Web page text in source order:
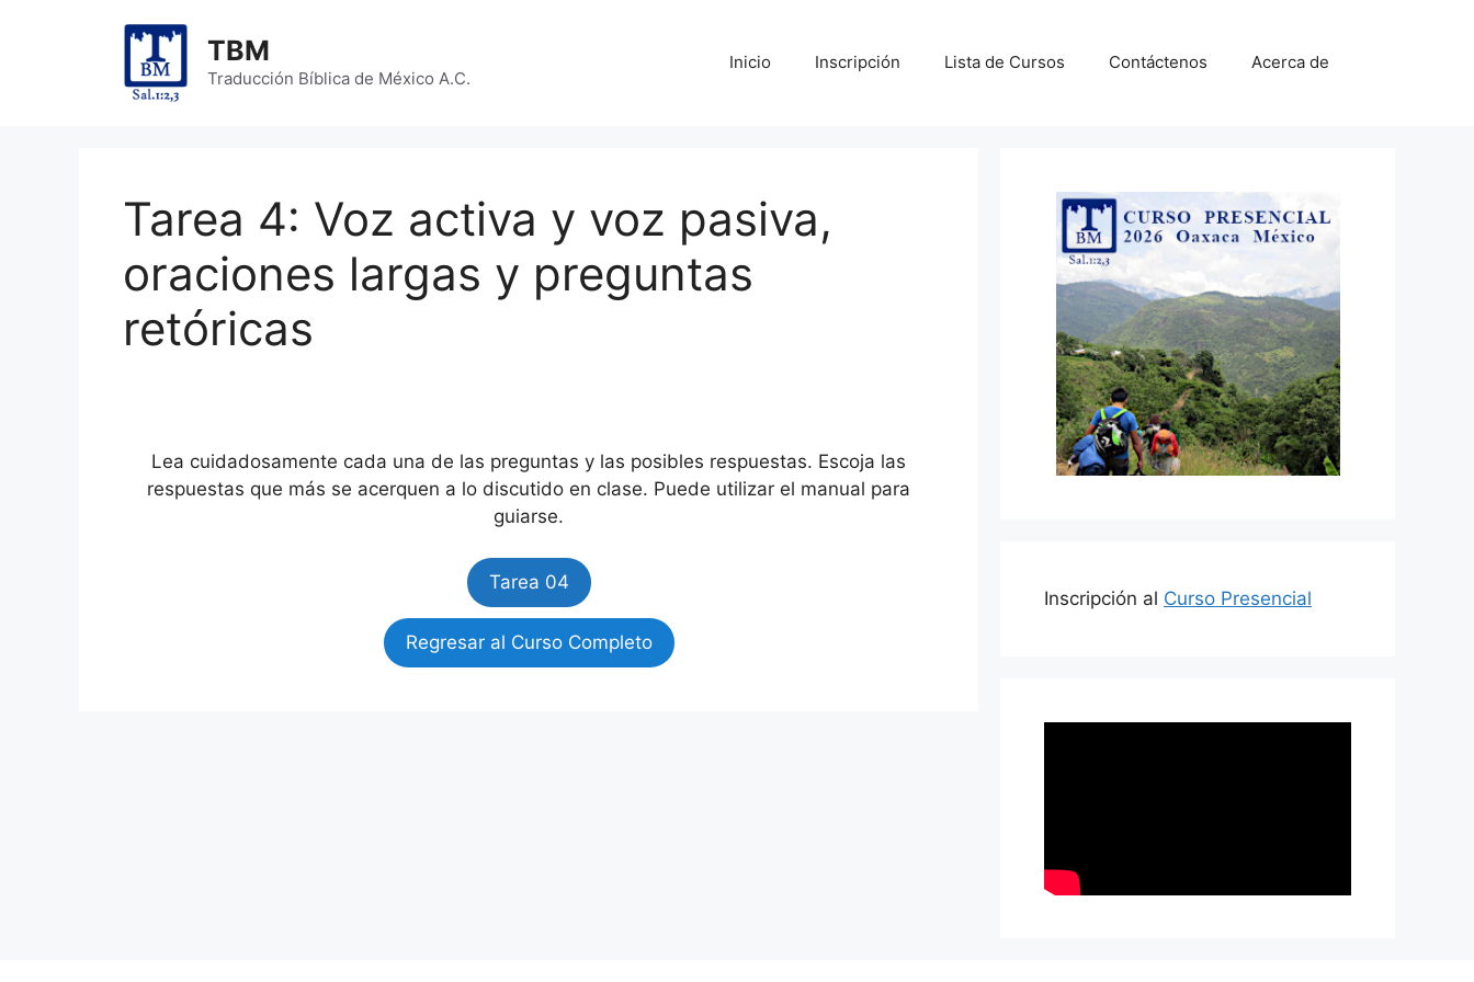
TBM
Traducción Bíblica de México A.C.
Inicio Inscripción Lista de Cursos Contáctenos Acerca de
Tarea 4: Voz activa y voz pasiva,
oraciones largas y preguntas
retóricas
Lea cuidadosamente cada una de las preguntas y las posibles respuestas. Escoja las
respuestas que más se acerquen a lo discutido en clase. Puede utilizar el manual para
guiarse.
Tarea 04
Regresar al Curso Completo
Inscripción al Curso Presencial